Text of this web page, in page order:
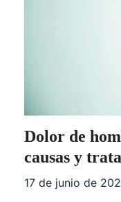
Dolor de
causas y
17 de junio de